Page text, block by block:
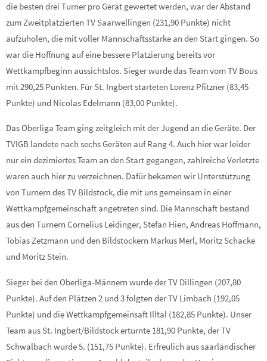
die besten drei Turner pro Gerät gewertet werden, war der Abstand
zum Zweitplatzierten TV Saarwellingen (231,90 Punkte) nicht
aufzuholen, die mit voller Mannschaftsstärke an den Start gingen. So
war die Hoffnung auf eine bessere Platzierung bereits vor
Wettkampfbeginn aussichtslos. Sieger wurde das Team vom TV Bous
mit 290,25 Punkten. Für St. Ingbert starteten Lorenz Pfitzner (83,45
Punkte) und Nicolas Edelmann (83,00 Punkte).
Das Oberliga Team ging zeitgleich mit der Jugend an die Geräte. Der
TVIGB landete nach sechs Geräten auf Rang 4. Auch hier war leider
nur ein dezimiertes Team an den Start gegangen, zahlreiche Verletzte
waren auch hier zu verzeichnen. Dafür bekamen wir Unterstützung
von Turnern des TV Bildstock, die mit uns gemeinsam in einer
Wettkampfgemeinschaft angetreten sind. Die Mannschaft bestand
aus den Turnern Cornelius Leidinger, Stefan Hien, Andreas Hoffmann,
Tobias Zetzmann und den Bildstockern Markus Merl, Moritz Schacke
und Moritz Stein.
Sieger bei den Oberliga-Männern wurde der TV Dillingen (207,80
Punkte). Auf den Plätzen 2 und 3 folgten der TV Limbach (192,05
Punkte) und die Wettkampfgemeinsaft Illtal (182,85 Punkte). Unser
Team aus St. Ingbert/Bildstock erturnte 181,90 Punkte, der TV
Schwalbach wurde 5. (151,75 Punkte). Erfreulich aus saarländischer